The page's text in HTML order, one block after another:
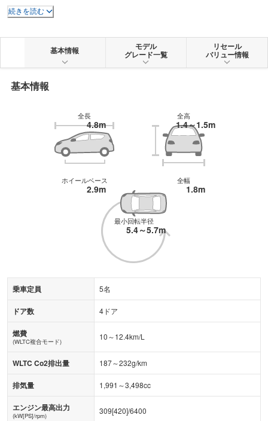
ジングエンジンの2.0L直列4気筒ターボと3.5L V型6気筒DOHC、2019年に追
加された3.0L V型6気筒ターボの4タイプ。。ボディスタイルはセダンのみで、
ーションを基本に、目力を感じさせるLEDヘッドランプ、FRらしい前傾姿勢を
強調したサイドビュー、存在感に満ちた印象的なリヤビューで、躍動感と高揚
感、上質感を感じさせる。インテリアは、乗員全員が快適に移動できるゆとり
と上質さと快適さをあわせ持つ空間とされた。2019年には先進運転支援技術
「プロパイロット 2.0」を搭載した。
続きを読む
基本情報 モデル
グレード一覧
リセール
バリュー情報
基本情報
全長
4.8m
全高
1.4～1.5m
全幅
1.8m
ホイールベース
2.9m
最小回転半径
5.4～5.7m
乗車定員 5名
ドア数 4ドア
燃費
(WLTC複合モード) 10～12.4km/L
WLTC Co2排出量 187～232g/km
排気量 1,991～3,498cc
エンジン最高出力
(kW[PS]/rpm) 309[420]/6400